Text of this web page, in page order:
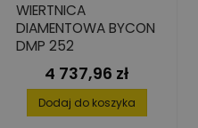
WIERTNICA
DIAMENTOWA BYCON
DMP 252
Cena
4 737,96 zł
Dodaj do koszyka